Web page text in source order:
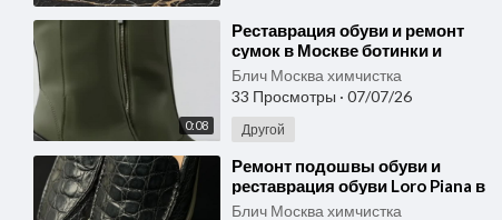
0:08
⁣Реставрация обуви и ремонт
сумок в Москве ботинки и
сумка Bottega Veneta до и
после
Блич Москва химчистка
33 Просмотры · 07/07/26
Другой
⁣Ремонт подошвы обуви и
реставрация обуви Loro Piana в
Москве замена подошвы
Блич Москва химчистка